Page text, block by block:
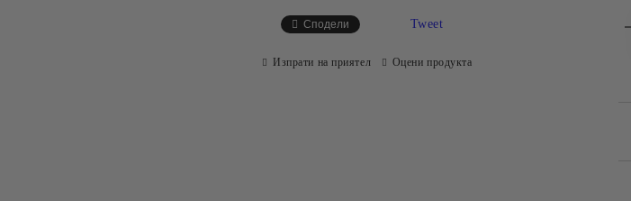
Сподели Tweet
Изпрати на приятел Оцени продукта